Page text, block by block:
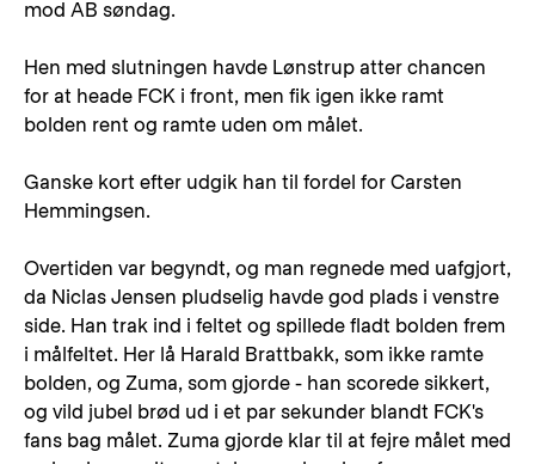
mod AB søndag.
Hen med slutningen havde Lønstrup atter chancen
for at heade FCK i front, men fik igen ikke ramt
bolden rent og ramte uden om målet.
Ganske kort efter udgik han til fordel for Carsten
Hemmingsen.
Overtiden var begyndt, og man regnede med uafgjort,
da Niclas Jensen pludselig havde god plads i venstre
side. Han trak ind i feltet og spillede fladt bolden frem
i målfeltet. Her lå Harald Brattbakk, som ikke ramte
bolden, og Zuma, som gjorde - han scorede sikkert,
og vild jubel brød ud i et par sekunder blandt FCK's
fans bag målet. Zuma gjorde klar til at fejre målet med